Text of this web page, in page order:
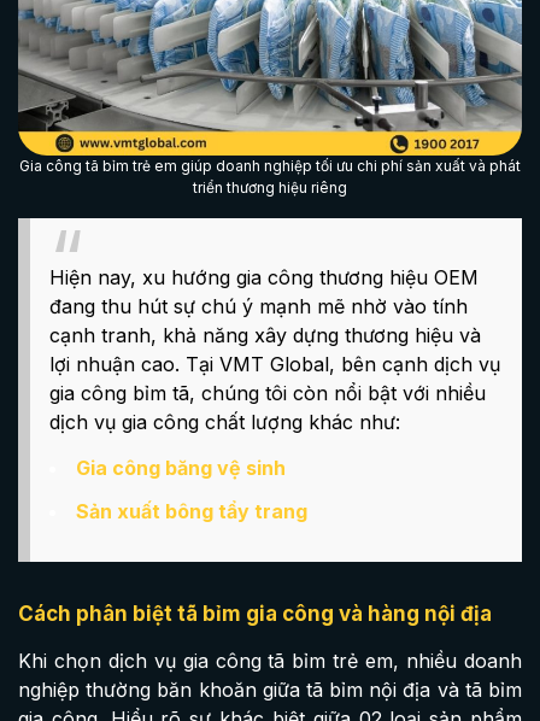
Gia công tã bỉm trẻ em giúp doanh nghiệp tối ưu chi phí sản xuất và phát
triển thương hiệu riêng
Hiện nay, xu hướng gia công thương hiệu OEM
đang thu hút sự chú ý mạnh mẽ nhờ vào tính
cạnh tranh, khả năng xây dựng thương hiệu và
lợi nhuận cao. Tại VMT Global, bên cạnh dịch vụ
gia công bỉm tã, chúng tôi còn nổi bật với nhiều
dịch vụ gia công chất lượng khác như:
Gia công băng vệ sinh
Sản xuất bông tẩy trang
Cách phân biệt tã bỉm gia công và hàng nội địa
Khi chọn dịch vụ gia công tã bỉm trẻ em, nhiều doanh
nghiệp thường băn khoăn giữa tã bỉm nội địa và tã bỉm